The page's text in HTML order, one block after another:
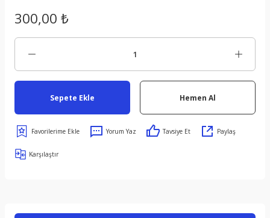
300,00 ₺
Sepete Ekle Hemen Al
Yorum Yaz Tavsiye Et Paylaş
Karşılaştır